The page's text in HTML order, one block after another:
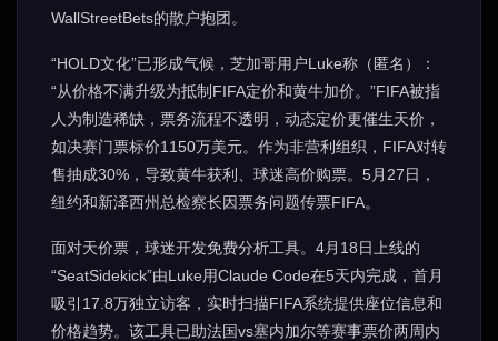
WallStreetBets的散户抱团。
“HOLD文化”已形成气候，芝加哥用户Luke称（匿名）：
“从价格不满升级为抵制FIFA定价和黄牛加价。”FIFA被指
人为制造稀缺，票务流程不透明，动态定价更催生天价，
如决赛门票标价1150万美元。作为非营利组织，FIFA对转
售抽成30%，导致黄牛获利、球迷高价购票。5月27日，
纽约和新泽西州总检察长因票务问题传票FIFA。
面对天价票，球迷开发免费分析工具。4月18日上线的
“SeatSidekick”由Luke用Claude Code在5天内完成，首月
吸引17.8万独立访客，实时扫描FIFA系统提供座位信息和
价格趋势。该工具已助法国vs塞内加尔等赛事票价两周内